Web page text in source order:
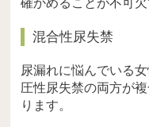
確かめることが不可
混合性尿失禁
尿漏れに悩んでいる
圧性尿失禁の両方が
ります。